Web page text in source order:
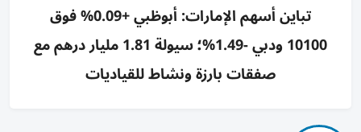
تباين أسهم الإمارات: أبوظبي +0.09% فوق
10100 ودبي -1.49%؛ سيولة 1.81 مليار درهم مع
صفقات بارزة ونشاط للقياديات